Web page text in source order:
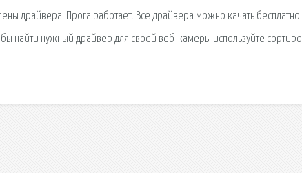
драйвера. Прога работает. Все драйвера можно качать
найти нужный драйвер для своей веб-камеры используйте